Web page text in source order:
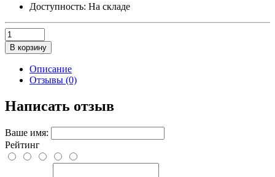
Доступность: На складе
В корзину
Описание
Отзывы (0)
Написать отзыв
Ваше имя:
Рейтинг